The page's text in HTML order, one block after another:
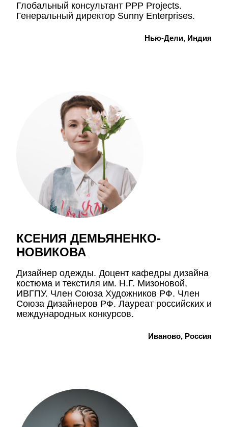
Глобальный консультант PPP Projects.
Генеральный директор Sunny Enterprises.
Нью-Дели, Индия
КСЕНИЯ ДЕМЬЯНЕНКО-
НОВИКОВА
Дизайнер одежды. Доцент кафедры дизайна
костюма и текстиля им. Н.Г. Мизоновой,
ИВГПУ. Член Союза Художников РФ. Член
Союза Дизайнеров РФ. Лауреат российских и
международных конкурсов.
Иваново, Россия